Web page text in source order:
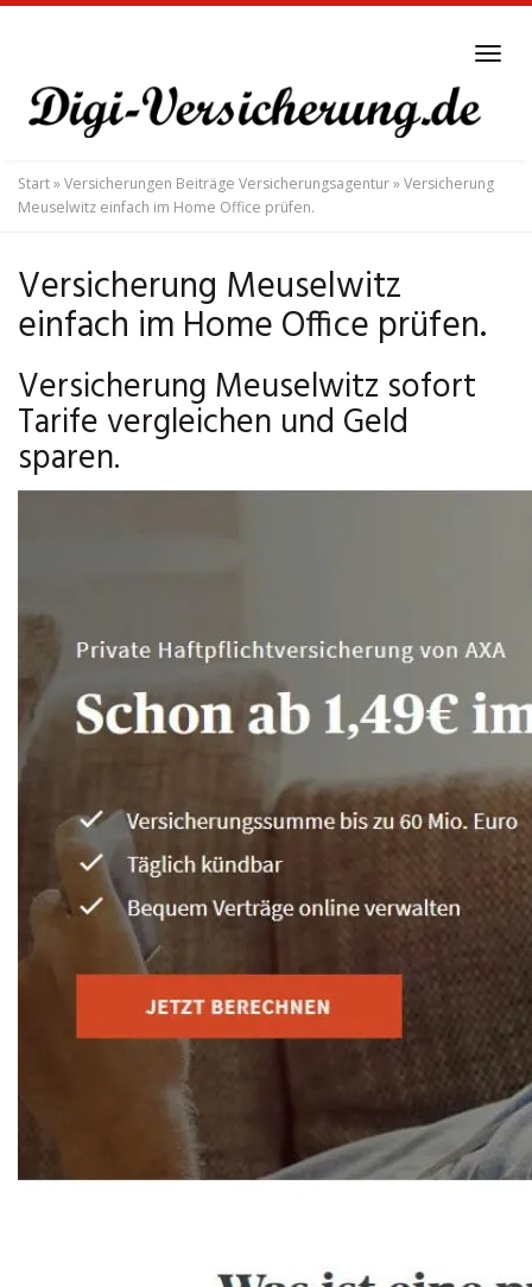
main
content
Start»Versicherungen Beiträge Versicherungsagentur»Versicherung
Meuselwitz einfach im Home Office prüfen.
Versicherung Meuselwitz
einfach im Home Office prüfen.
Versicherung Meuselwitz sofort
Tarife vergleichen und Geld
sparen.